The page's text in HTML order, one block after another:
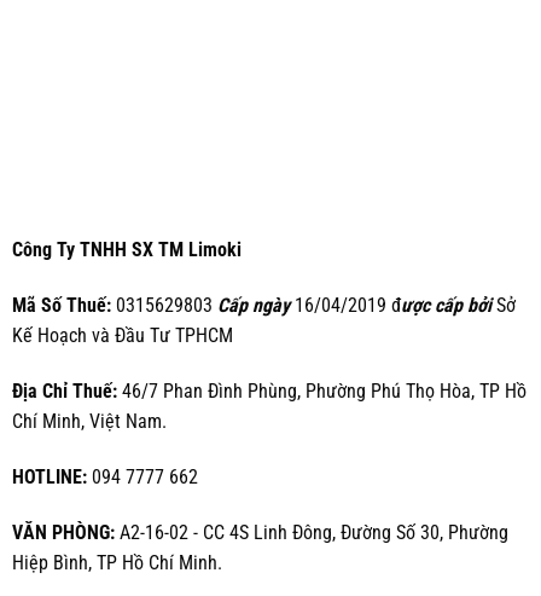
Công Ty TNHH SX TM Limoki
Mã Số Thuế:0315629803 Cấp ngày16/04/2019 được cấp bởiSở
Kế Hoạch và Đầu Tư TPHCM
Địa Chỉ Thuế:46/7 Phan Đình Phùng, Phường Phú Thọ Hòa, TP Hồ
Chí Minh, Việt Nam.
HOTLINE:094 7777 662
VĂN PHÒNG:A2-16-02 - CC 4S Linh Đông, Đường Số 30, Phường
Hiệp Bình, TP Hồ Chí Minh.